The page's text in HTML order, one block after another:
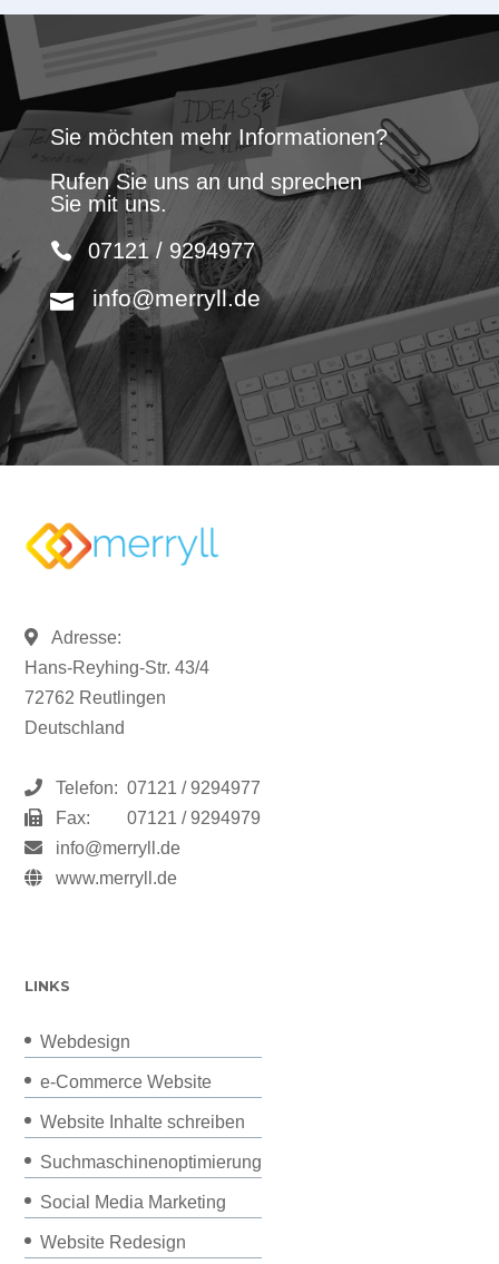
Sie möchten mehr Informationen?
Rufen Sie uns an und sprechen
Sie mit uns.
07121 / 9294977
info@merryll.de
Adresse:
Hans-Reyhing-Str. 43/4
72762 Reutlingen
Deutschland
Telefon: 07121 / 9294977
Fax:
07121 / 9294979
info@merryll.de
www.merryll.de
LINKS
Webdesign
e-Commerce Website
Website Inhalte schreiben
Suchmaschinenoptimierung
Social Media Marketing
Website Redesign